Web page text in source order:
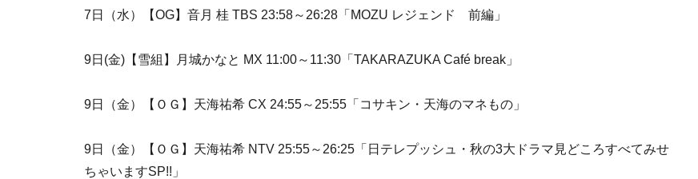
7日（水）【OG】音月 桂 TBS 23:58～26:28「MOZU レジェンド 前編」
9日(金)【雪組】月城かなと MX 11:00～11:30「TAKARAZUKA Café break」
9日（金）【ＯＧ】天海祐希 CX 24:55～25:55「コサキン・天海のマネもの」
9日（金）【ＯＧ】天海祐希 NTV 25:55～26:25「日テレプッシュ・秋の3大ドラマ見どころすべてみせ
ちゃいますSP!!」